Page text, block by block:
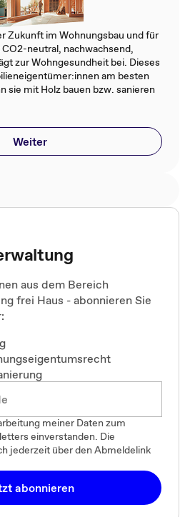
Zukunft im Wohnungsbau und für
neutral, nachwachsend,
zur Wohngesundheit bei. Dieses
am besten
sie mit Holz bauen bzw. sanieren
Weiter
aus dem Bereich
frei Haus - abonnieren Sie
meiner Daten zum
einverstanden. Die
jederzeit über den Abmeldelink
abonnieren